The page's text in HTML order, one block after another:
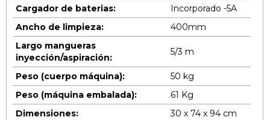
Cargador de baterias:
Incorporado -5A
Ancho de limpieza:
400mm
Largo mangueras
inyección/aspiración:
5/3 m
Peso (cuerpo máquina):
50 kg
Peso (máquina embalada):
61 Kg
Dimensiones:
30 x 74 x 94 cm